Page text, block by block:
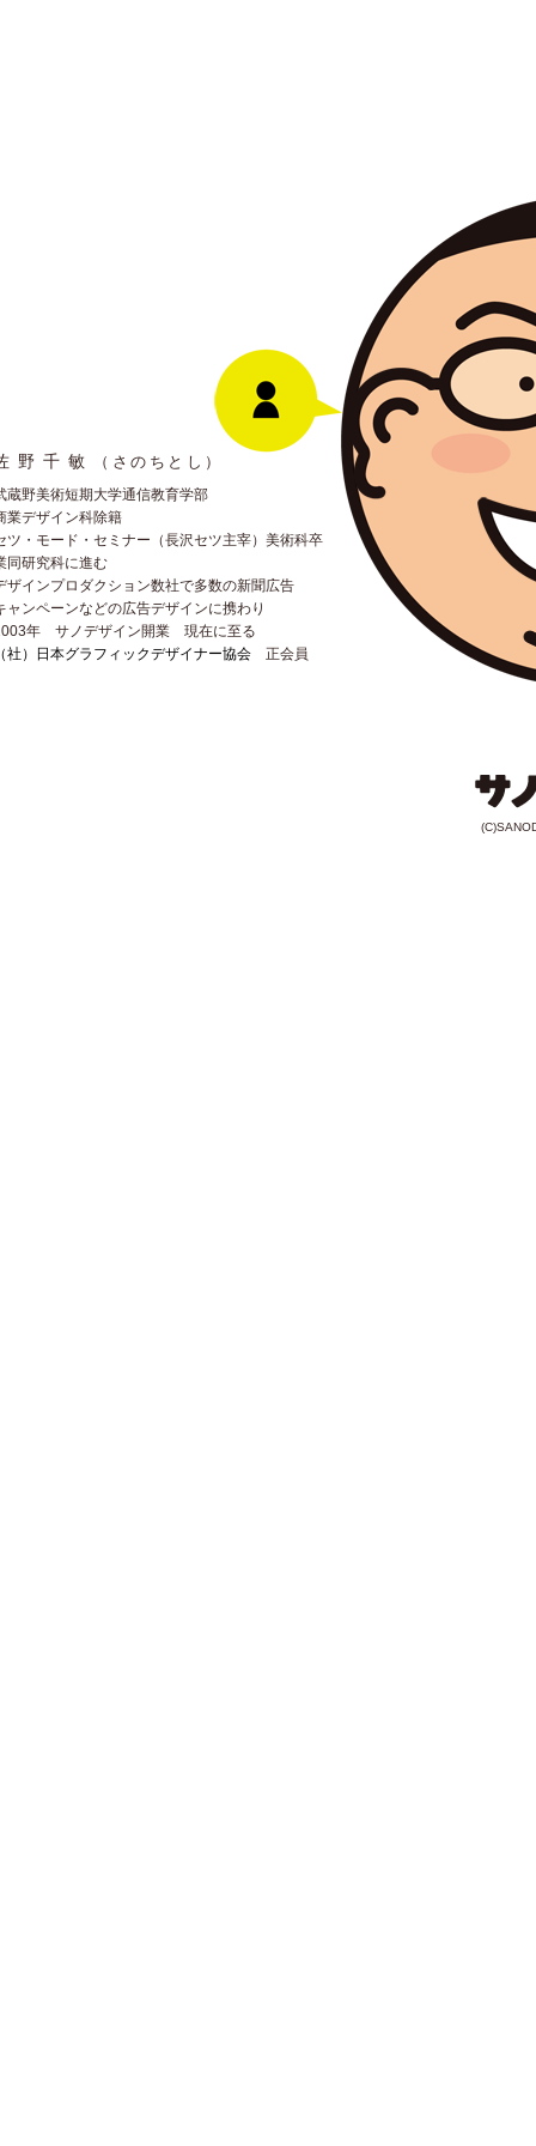
野千敏
（さのちとし）
蔵野美術短期大学通信教育学部
業デザイン科除籍
ツ・モード・セミナー（長沢セツ主宰）美術科卒
同研究科に進む
ザインプロダクション数社で多数の新聞広告
ャンペーンなどの広告デザインに携わり
年 サノデザイン開業 現在に至る
社）日本グラフィックデザイナー協会 正会員